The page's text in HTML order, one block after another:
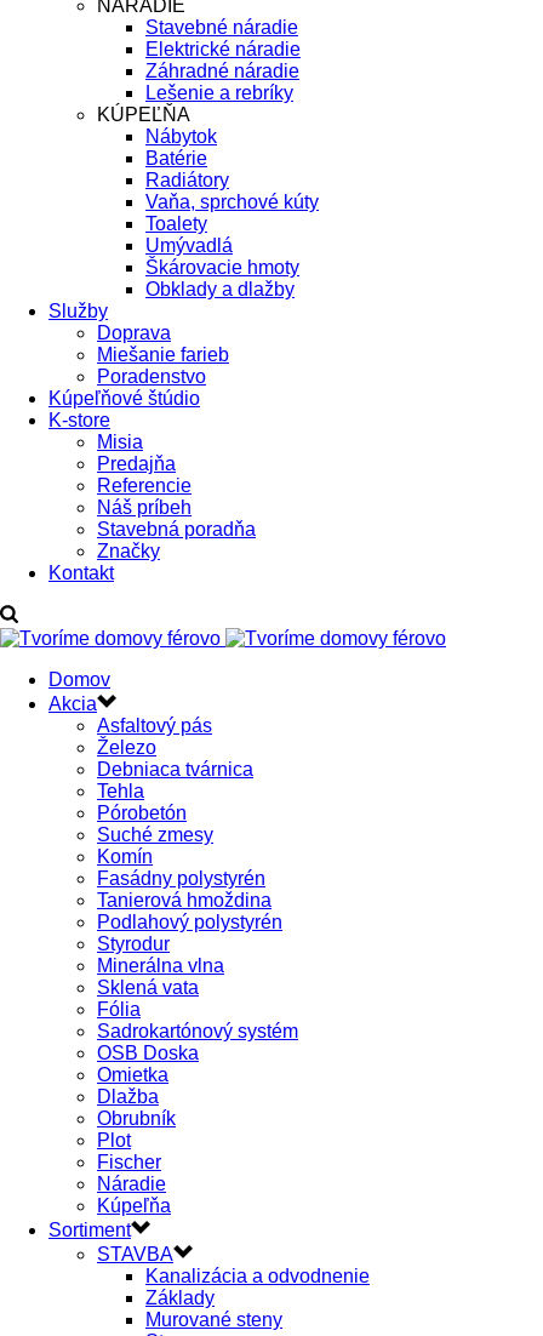
NÁRADIE
Stavebné náradie
Elektrické náradie
Záhradné náradie
Lešenie a rebríky
KÚPEĽŇA
Nábytok
Batérie
Radiátory
Vaňa, sprchové kúty
Toalety
Umývadlá
Škárovacie hmoty
Obklady a dlažby
Služby
Doprava
Miešanie farieb
Poradenstvo
Kúpeľňové štúdio
K-store
Misia
Predajňa
Referencie
Náš príbeh
Stavebná poradňa
Značky
Kontakt
Domov
Akcia
Asfaltový pás
Železo
Debniaca tvárnica
Tehla
Pórobetón
Suché zmesy
Komín
Fasádny polystyrén
Tanierová hmoždina
Podlahový polystyrén
Styrodur
Minerálna vlna
Sklená vata
Fólia
Sadrokartónový systém
OSB Doska
Omietka
Dlažba
Obrubník
Plot
Fischer
Náradie
Kúpeľňa
Sortiment
STAVBA
Kanalizácia a odvodnenie
Základy
Murované steny